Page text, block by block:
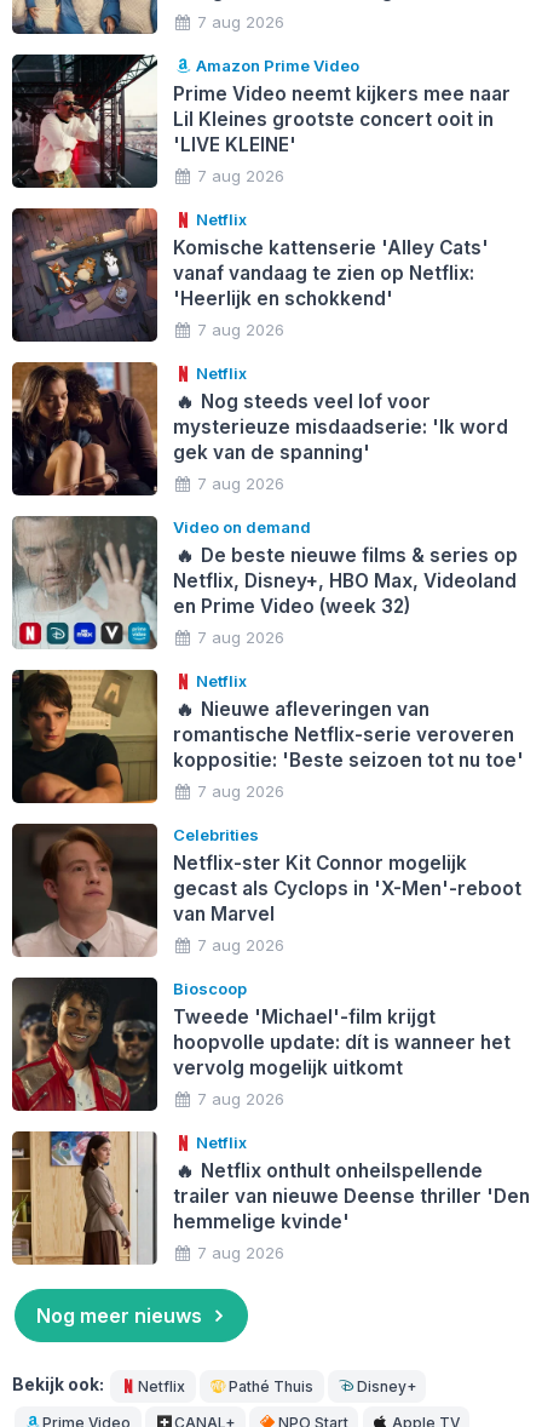
7 aug 2026
Amazon Prime Video
Prime Video neemt kijkers mee naar
Lil Kleines grootste concert ooit in
'LIVE KLEINE'
7 aug 2026
Netflix
Komische kattenserie 'Alley Cats'
vanaf vandaag te zien op Netflix:
'Heerlijk en schokkend'
7 aug 2026
Netflix
🔥 Nog steeds veel lof voor
mysterieuze misdaadserie: 'Ik word
gek van de spanning'
7 aug 2026
Video on demand
🔥 De beste nieuwe films & series op
Netflix, Disney+, HBO Max, Videoland
en Prime Video (week 32)
7 aug 2026
Netflix
🔥 Nieuwe afleveringen van
romantische Netflix-serie veroveren
koppositie: 'Beste seizoen tot nu toe'
7 aug 2026
Celebrities
Netflix-ster Kit Connor mogelijk
gecast als Cyclops in 'X-Men'-reboot
van Marvel
7 aug 2026
Bioscoop
Tweede 'Michael'-film krijgt
hoopvolle update: dít is wanneer het
vervolg mogelijk uitkomt
7 aug 2026
Netflix
🔥 Netflix onthult onheilspellende
trailer van nieuwe Deense thriller 'Den
hemmelige kvinde'
7 aug 2026
Nog meer nieuws
Bekijk ook: Netflix Pathé Thuis Disney+
Prime Video CANAL+ NPO Start Apple TV